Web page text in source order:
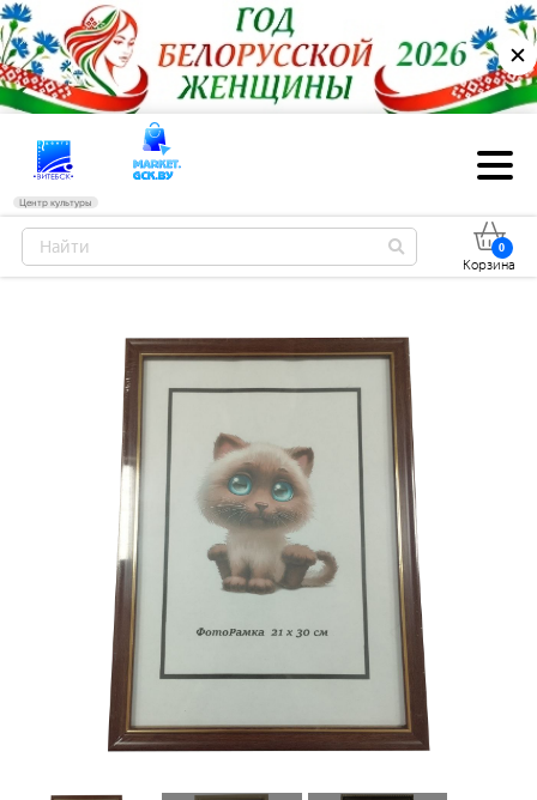
✕
Центр культуры
0
Корзина